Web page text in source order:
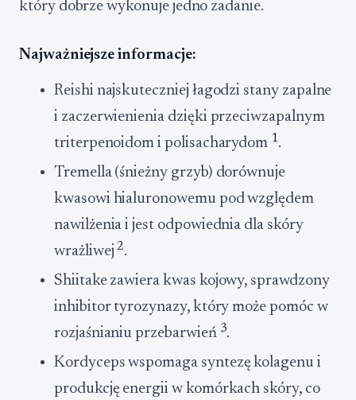
który dobrze wykonuje jedno zadanie.
Najważniejsze informacje:
Reishi najskuteczniej łagodzi stany zapalne
i zaczerwienienia dzięki przeciwzapalnym
triterpenoidom i polisacharydom1.
Tremella (śnieżny grzyb) dorównuje
kwasowi hialuronowemu pod względem
nawilżenia i jest odpowiednia dla skóry
wrażliwej2.
Shiitake zawiera kwas kojowy, sprawdzony
inhibitor tyrozynazy, który może pomóc w
rozjaśnianiu przebarwień 3.
Kordyceps wspomaga syntezę kolagenu i
produkcję energii w komórkach skóry, co